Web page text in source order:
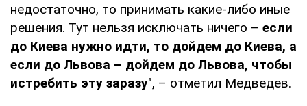
недостаточно, то принимать какие-либо иные
решения. Тут нельзя исключать ничего – если
до Киева нужно идти, то дойдем до Киева, а
если до Львова – дойдем до Львова, чтобы
истребить эту заразу", – отметил Медведев.